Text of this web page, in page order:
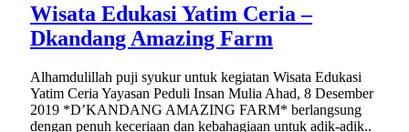
Wisata Edukasi Yatim Ceria –
Dkandang Amazing Farm
Alhamdulillah puji syukur untuk kegiatan Wisata Edukasi
Yatim Ceria Yayasan Peduli Insan Mulia Ahad, 8 Desember
2019 *D’KANDANG AMAZING FARM* berlangsung
dengan penuh keceriaan dan kebahagiaan untuk adik-adik..